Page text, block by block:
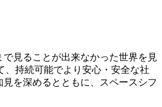
見ることが出来なかった世界を見
持続可能でより安心・安全な社
を深めるとともに、スペースシフ